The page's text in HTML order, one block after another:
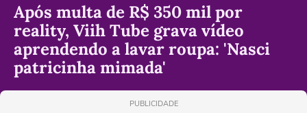
Após multa de R$ 350 mil por
reality, Viih Tube grava vídeo
aprendendo a lavar roupa: 'Nasci
patricinha mimada'
PUBLICIDADE